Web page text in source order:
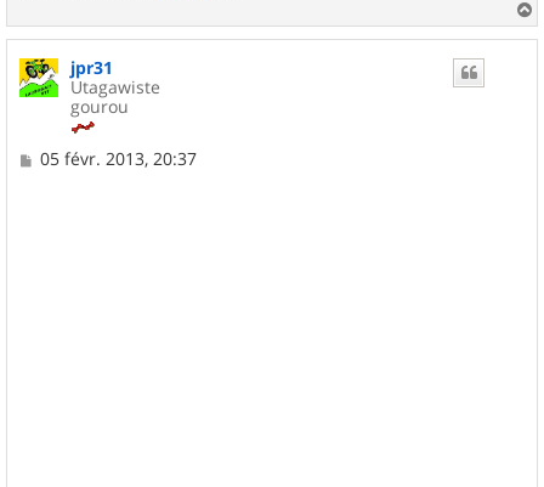
a
u
jpr31
Utagawiste
gourou
M
05 févr. 2013, 20:37